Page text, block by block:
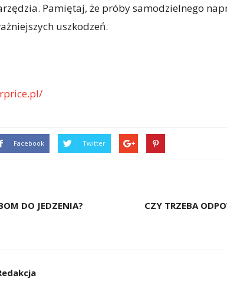
Pamiętaj, że próby samodzielnego
uszkodzeń.
Facebook Twitter
DO JEDZENIA?
CZY TRZEBA